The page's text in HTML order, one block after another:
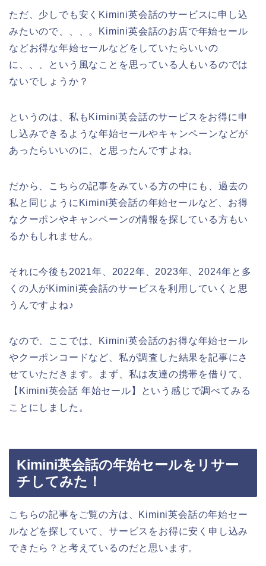
ただ、少しでも安くKimini英会話のサービスに申し込
みたいので、、、。Kimini英会話のお店で年始セール
などお得な年始セールなどをしていたらいいの
に、、、という風なことを思っている人もいるのでは
ないでしょうか？
というのは、私もKimini英会話のサービスをお得に申
し込みできるような年始セールやキャンペーンなどが
あったらいいのに、と思ったんですよね。
だから、こちらの記事をみている方の中にも、過去の
私と同じようにKimini英会話の年始セールなど、お得
なクーポンやキャンペーンの情報を探している方もい
るかもしれません。
それに今後も2021年、2022年、2023年、2024年と多
くの人がKimini英会話のサービスを利用していくと思
うんですよね♪
なので、ここでは、Kimini英会話のお得な年始セール
やクーポンコードなど、私が調査した結果を記事にさ
せていただきます。まず、私は友達の携帯を借りて、
【Kimini英会話 年始セール】という感じで調べてみる
ことにしました。
Kimini英会話の年始セールをリサー
チしてみた！
こちらの記事をご覧の方は、Kimini英会話の年始セー
ルなどを探していて、サービスをお得に安く申し込み
できたら？と考えているのだと思います。